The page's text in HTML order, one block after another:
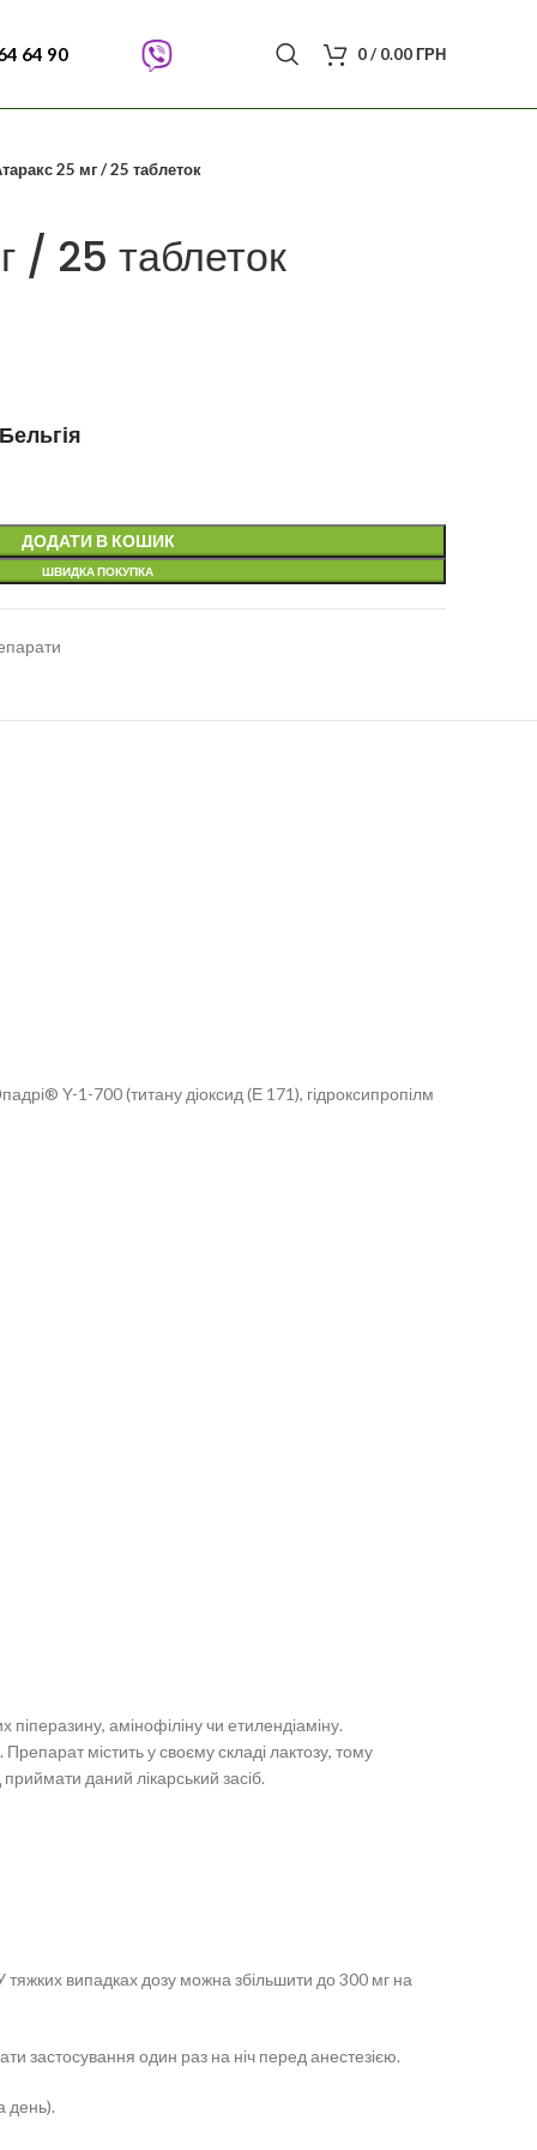
64 90 0/ 0.00ГРН
25 мг / 25 таблеток
/ 25 таблеток
ДОДАТИ В КОШИК
ШВИДКА ПОКУПКА
Y-1-700 (титану діоксид (Е 171), гідроксипропілм
амінофіліну чи етилендіаміну.
Препарат містить у своєму складі лактозу, тому
даний лікарський засіб.
випадках дозу можна збільшити до 300 мг на
застосування один раз на ніч перед анестезією.
день).